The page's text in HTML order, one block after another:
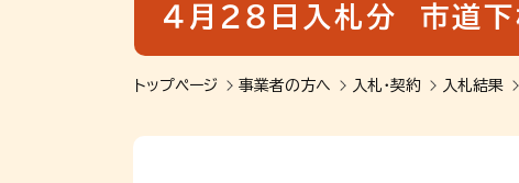
４月２８日入札分 市道
トップページ 事業者の方へ 入札・契約 入札結果